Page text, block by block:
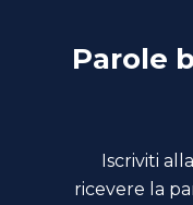
Parole
Iscriviti
ricevere la